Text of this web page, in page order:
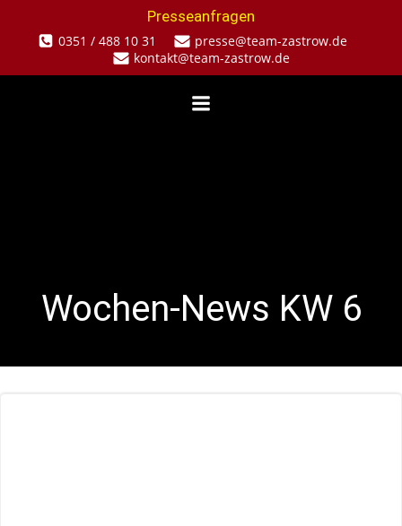
Zum
springen
Presseanfragen
0351 / 488 10 31
presse@team-zastrow.de
kontakt@team-zastrow.de
Wochen-News KW 6